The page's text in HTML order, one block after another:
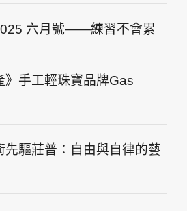
六月號——練習不會累
》手工輕珠寶品牌Gas
先驅莊普：自由與自律的藝